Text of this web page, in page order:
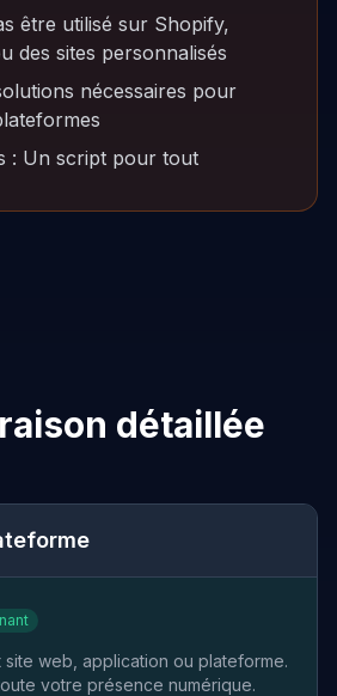
être utilisé sur Shopify,
des sites personnalisés
nécessaires pour
: Un script pour tout
détaillée
site web, application ou plateforme.
votre présence numérique.